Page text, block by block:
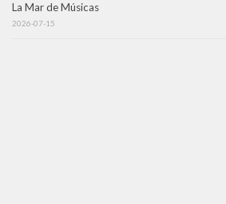
La Mar de Músicas
2026-07-15